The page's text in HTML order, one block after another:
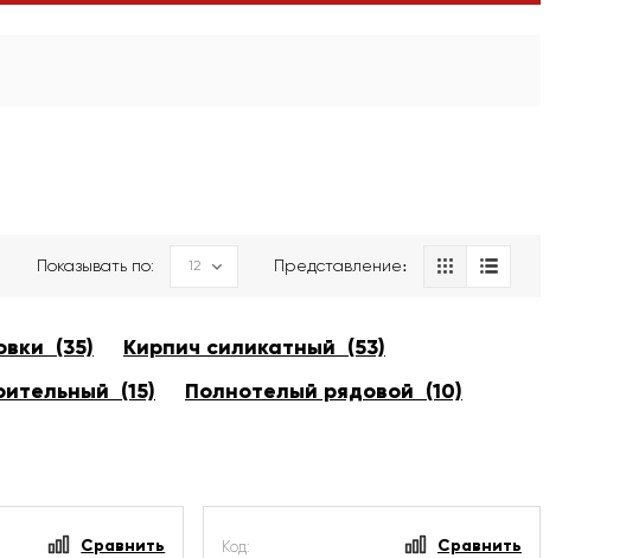
Показывать по: Представление։
(35)
Кирпич силикатный (53)
(15)
Полнотелый рядовой (10)
Сравнить
Код:
Сравнить